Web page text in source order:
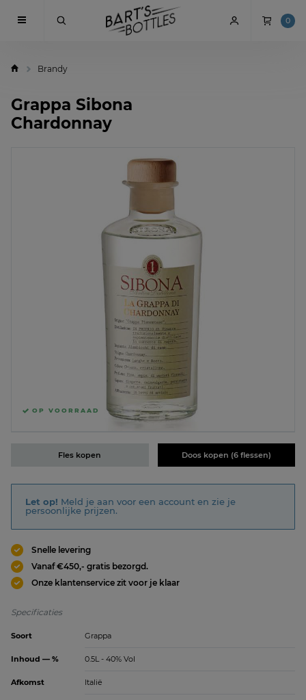
0
Brandy
Grappa Sibona
Chardonnay
OP VOORRAAD
Fles kopen Doos kopen (6 flessen)
Let op! Meld je aan voor een account en zie je
persoonlijke prijzen.
Snelle levering
Vanaf €450,- gratis bezorgd.
Onze klantenservice zit voor je klaar
Specificaties
Soort Grappa
Inhoud — % 0.5L - 40% Vol
Afkomst Italië